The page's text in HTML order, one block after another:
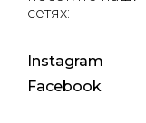
сетях:
Instagram
Facebook